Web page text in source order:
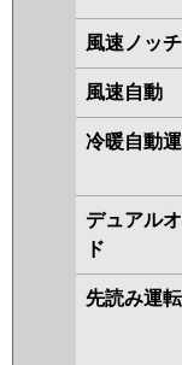
三菱電機
風速ノッチ
風速自動
冷暖自動
デュアル
ド
先読み運転